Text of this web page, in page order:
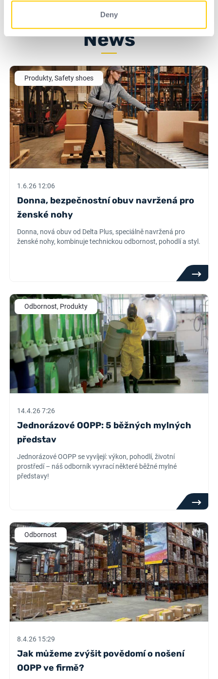
Deny
News
Produkty, Safety shoes
1.6.26 12:06
Donna, bezpečnostní obuv navržená pro
ženské nohy
Donna, nová obuv od Delta Plus, speciálně navržená pro
ženské nohy, kombinuje technickou odbornost, pohodlí a styl.
Odbornost, Produkty
14.4.26 7:26
Jednorázové OOPP: 5 běžných mylných
představ
Jednorázové OOPP se vyvíjejí: výkon, pohodlí, životní
prostředí – náš odborník vyvrací některé běžné mylné
představy!
Odbornost
8.4.26 15:29
Jak můžeme zvýšit povědomí o nošení
OOPP ve firmě?